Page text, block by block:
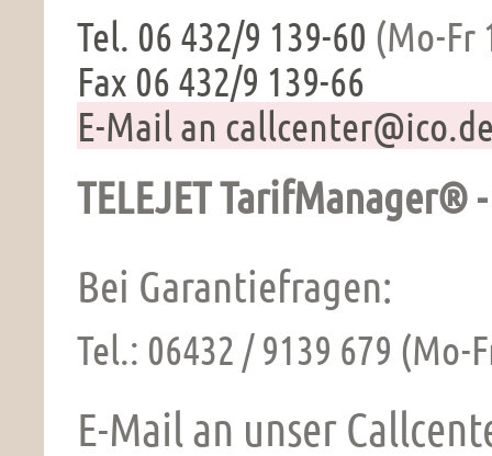
Tel. 06 432/9 139-60 (Mo-Fr
Fax 06 432/9 139-66
E-Mail an
TELEJET
Bei Garantiefragen:
Tel.: 06432 / 9139 679 (Mo-
E-Mail an unser